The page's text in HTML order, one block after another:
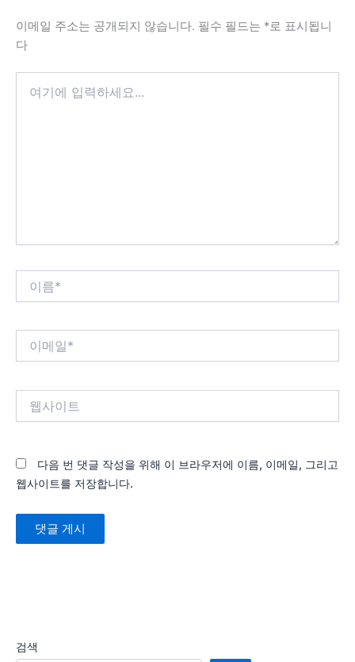
이메일 주소는 공개되지 않습니다. 필수 필드는 *로 표시됩니
다
다음 번 댓글 작성을 위해 이 브라우저에 이름, 이메일, 그리고
웹사이트를 저장합니다.
검색